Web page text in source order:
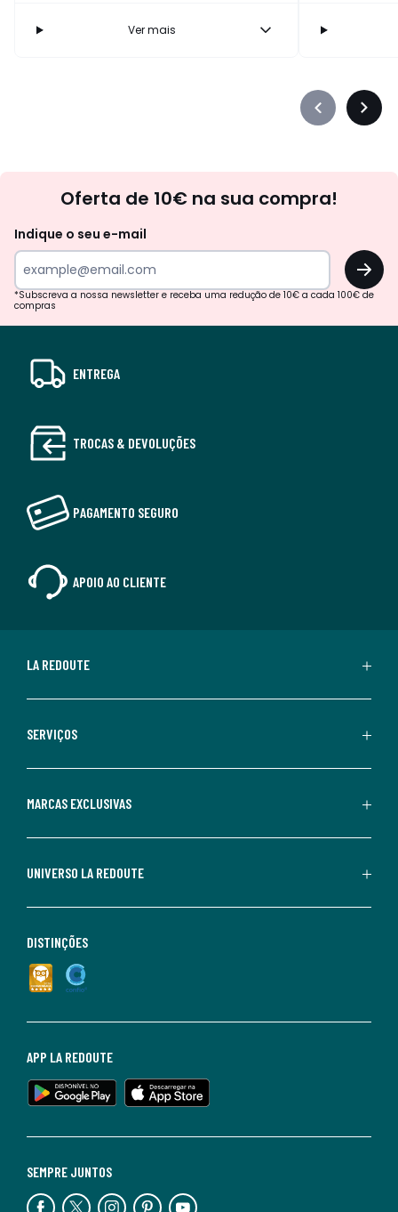
Ver mais
Précédent
Oferta de 10€ na sua compra!
Indique o seu e-mail
OK
*Subscreva a nossa newsletter e receba uma redução de 10€ a cada 100€ de
compras
ENTREGA
TROCAS & DEVOLUÇÕES
PAGAMENTO SEGURO
APOIO AO CLIENTE
LA REDOUTE
SERVIÇOS
MARCAS EXCLUSIVAS
UNIVERSO LA REDOUTE
SEMPRE JUNTOS
APP LA REDOUTE
DISTINÇÕES